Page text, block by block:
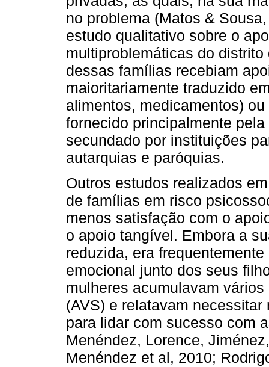
no problema (Matos &
estudo qualitativo sobre o
multiproblemáticas do
dessas famílias recebiam
maioritariamente traduzido
alimentos, medicamentos)
fornecido principalmente
secundado por instituições
autarquias e paróquias.
Outros estudos realizados
de famílias em risco
menos satisfação com o
o apoio tangível. Embora a
reduzida, era
emocional junto dos seus
mulheres acumulavam
(AVS) e relatavam
para lidar com sucesso com
Menéndez, Lorence,
Menéndez et al, 2010;